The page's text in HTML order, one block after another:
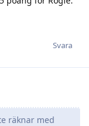
Svara
räknar med